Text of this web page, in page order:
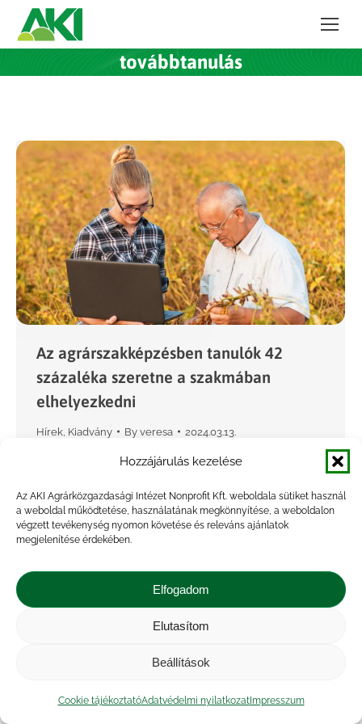
Hozzájárulás kezelése
Az AKI Agrárközgazdasági Intézet Nonprofit Kft. weboldala sütiket használ
a weboldal működtetése, használatának megkönnyítése, a weboldalon
végzett tevékenység nyomon követése és releváns ajánlatok
megjelenítése érdekében.
Elfogadom
Elutasítom
Beállítások
Cookie tájékoztatóAdatvédelmi nyilatkozatImpresszum
továbbtanulás
Az agrárszakképzésben tanulók 42
százaléka szeretne a szakmában
elhelyezkedni
Hírek Kiadvány By veresa 2024.03.13.
A Nemzeti Agrárgazdasági Kamara, az
Agrárközgazdasági Intézet Nonprofit Kft.
együttműködése keretében 2022
utolsó éves tanulók körében pályapreferencia-
felmérésre került sor a pályán maradás